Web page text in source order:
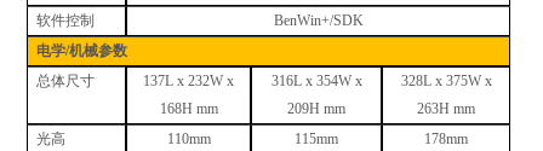
软件控制
BenWin+/SDK
电学/机械参数
总体尺寸
137L x 232W x
168H mm
316L x 354W x
209H mm
328L x 375W x
263H mm
光高
110mm 115mm
178mm